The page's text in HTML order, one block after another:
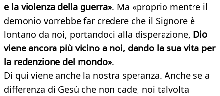
e la violenza della guerra». Ma «proprio mentre il
demonio vorrebbe far credere che il Signore è
lontano da noi, portandoci alla disperazione, Dio
viene ancora più vicino a noi, dando la sua vita per
la redenzione del mondo».
Di qui viene anche la nostra speranza. Anche se a
differenza di Gesù che non cade, noi talvolta